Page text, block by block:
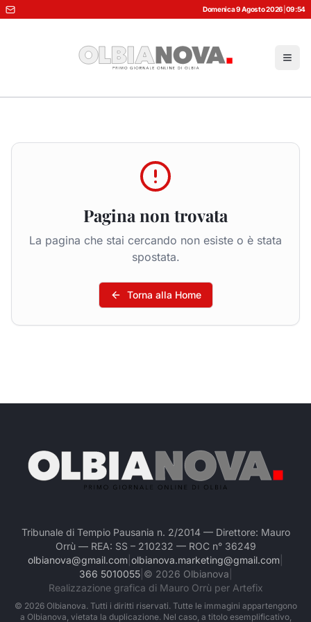
Domenica 9 Agosto 2026 09:54
Pagina non trovata
La pagina che stai cercando non esiste o è stata
spostata.
Torna alla Home
Tribunale di Tempio Pausania n. 2/2014 — Direttore: Mauro
Orrù — REA: SS – 210232 — ROC n° 36249
olbianova@gmail.com olbianova.marketing@gmail.com
366 5010055| © 2026 Olbianova
Realizzazione grafica di Mauro Orrù per Artefix
© 2026Olbianova. Tutti i diritti riservati. Tutte le immagini appartengono
a Olbianova, vietata la duplicazione. Nel caso, a titolo esemplificativo,